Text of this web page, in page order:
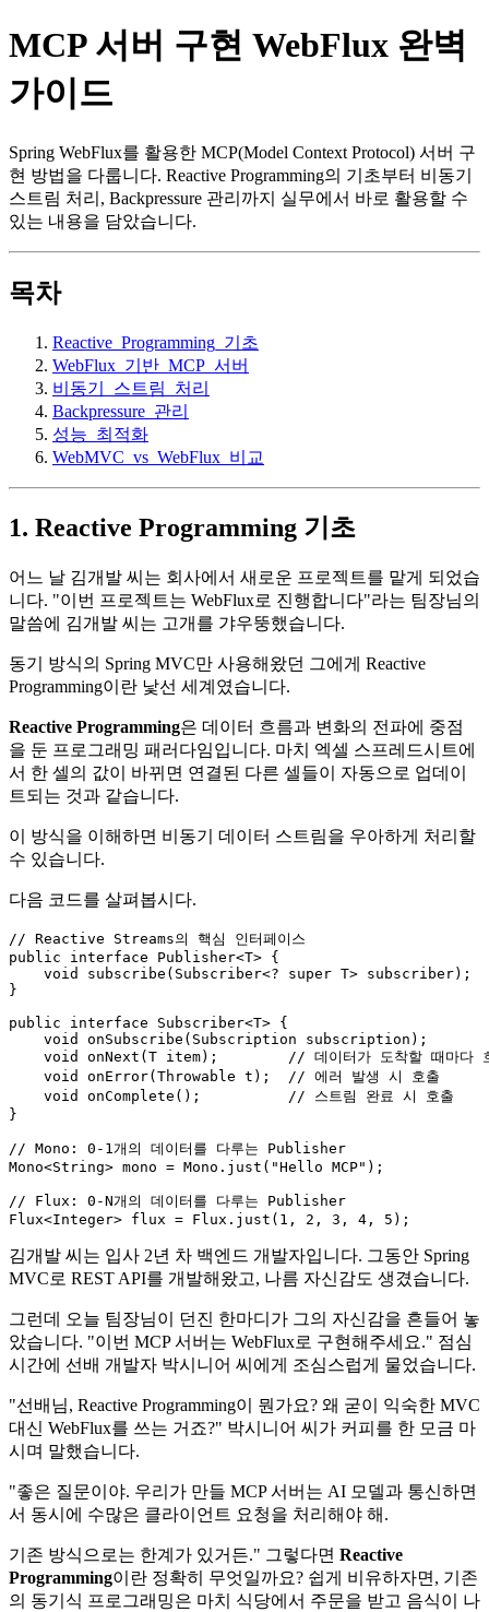
MCP 서버 구현 WebFlux 완벽
가이드
Spring WebFlux를 활용한 MCP(Model Context Protocol) 서버 구
현 방법을 다룹니다. Reactive Programming의 기초부터 비동기
스트림 처리, Backpressure 관리까지 실무에서 바로 활용할 수
있는 내용을 담았습니다.
목차
Reactive_Programming_기초
WebFlux_기반_MCP_서버
비동기_스트림_처리
Backpressure_관리
성능_최적화
WebMVC_vs_WebFlux_비교
1. Reactive Programming 기초
어느 날 김개발 씨는 회사에서 새로운 프로젝트를 맡게 되었습
니다. "이번 프로젝트는 WebFlux로 진행합니다"라는 팀장님의
말씀에 김개발 씨는 고개를 갸우뚱했습니다.
동기 방식의 Spring MVC만 사용해왔던 그에게 Reactive
Programming이란 낯선 세계였습니다.
Reactive Programming은 데이터 흐름과 변화의 전파에 중점
을 둔 프로그래밍 패러다임입니다. 마치 엑셀 스프레드시트에
서 한 셀의 값이 바뀌면 연결된 다른 셀들이 자동으로 업데이
트되는 것과 같습니다.
이 방식을 이해하면 비동기 데이터 스트림을 우아하게 처리할
수 있습니다.
다음 코드를 살펴봅시다.
// Reactive Streams의 핵심 인터페이스
public
interface Publisher<T> {
void
subscribe (Subscriber<? super T> subscriber) ;
}
public
interface Subscriber<T> {
void
onSubscribe (Subscription subscription) ;
void
onNext (T item) ; // 데이터가 도착할 때마다
void
onError(Throwable t) ; // 에러 발생 시 호출
void
onComplete () ; // 스트림 완료 시 호출
}
// Mono: 0-1개의 데이터를 다루는 Publisher
Mono<String> mono = Mono.just( "Hello MCP" );
// Flux: 0-N개의 데이터를 다루는 Publisher
Flux<Integer> flux = Flux.just( 1 , 2 , 3 , 4 , 5
김개발 씨는 입사 2년 차 백엔드 개발자입니다. 그동안 Spring
MVC로 REST API를 개발해왔고, 나름 자신감도 생겼습니다.
그런데 오늘 팀장님이 던진 한마디가 그의 자신감을 흔들어 놓
았습니다. "이번 MCP 서버는 WebFlux로 구현해주세요." 점심
시간에 선배 개발자 박시니어 씨에게 조심스럽게 물었습니다.
"선배님, Reactive Programming이 뭔가요? 왜 굳이 익숙한 MVC
대신 WebFlux를 쓰는 거죠?" 박시니어 씨가 커피를 한 모금 마
시며 말했습니다.
"좋은 질문이야. 우리가 만들 MCP 서버는 AI 모델과 통신하면
서 동시에 수많은 클라이언트 요청을 처리해야 해.
기존 방식으로는 한계가 있거든." 그렇다면 Reactive
Programming이란 정확히 무엇일까요? 쉽게 비유하자면, 기존
의 동기식 프로그래밍은 마치 식당에서 주문을 받고 음식이 나